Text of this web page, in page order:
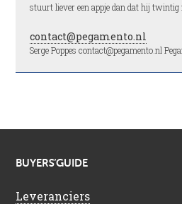
stuurt liever een appje dan dat hij twintig
contact@pegamento.nl
Serge Poppes contact@pegamento.nl
BUYERS’GUIDE
Leveranciers